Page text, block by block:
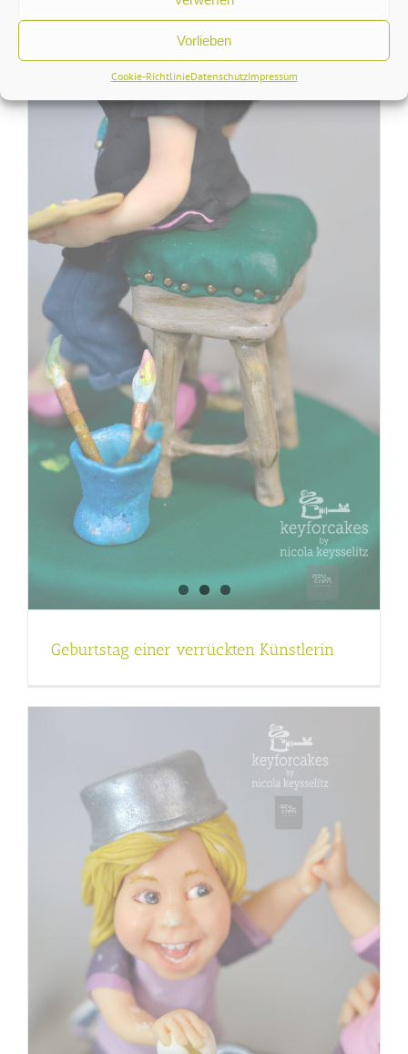
Vorlieben
Cookie-RichtlinieDatenschutzImpressum
Grossmutter wird 80
Geburtstag einer verrückten Künstlerin